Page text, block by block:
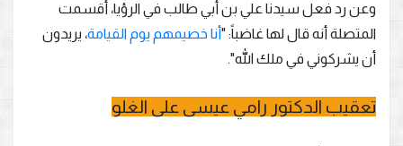
وعن رد فعل سيدنا علي بن أبي طالب في الرؤيا، أقسمت
المتصلة أنه قال لها غاضباً: "أنا خصيمهم يوم القيامة، يريدون
أن يشركوني في ملك الله".
تعقيب الدكتور رامي عيسى على الغلو